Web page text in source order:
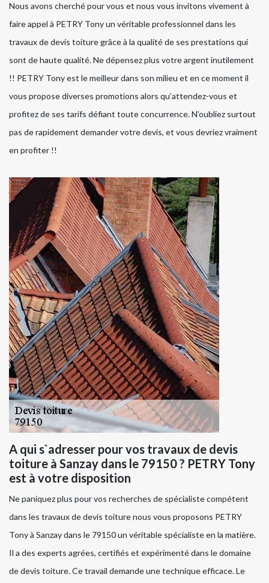
Nous avons cherché pour vous et nous vous invitons vivement à
faire appel à PETRY Tony un véritable professionnel dans les
travaux de devis toiture grâce à la qualité de ses prestations qui
sont de haute qualité. Ne dépensez plus votre argent inutilement
!! PETRY Tony est le meilleur dans son milieu et en ce moment il
vous propose diverses promotions alors qu’attendez-vous et
profitez de ses tarifs défiant toute concurrence. N’oubliez surtout
pas de rapidement demander votre devis, et vous devriez vraiment
en profiter !!
A qui s`adresser pour vos travaux de devis
toiture à Sanzay dans le 79150 ? PETRY Tony
est à votre disposition
Ne paniquez plus pour vos recherches de spécialiste compétent
dans les travaux de devis toiture nous vous proposons PETRY
Tony à Sanzay dans le 79150 un véritable spécialiste en la matière.
Il a des experts agrées, certifiés et expérimenté dans le domaine
de devis toiture. Ce travail demande une technique efficace. Le